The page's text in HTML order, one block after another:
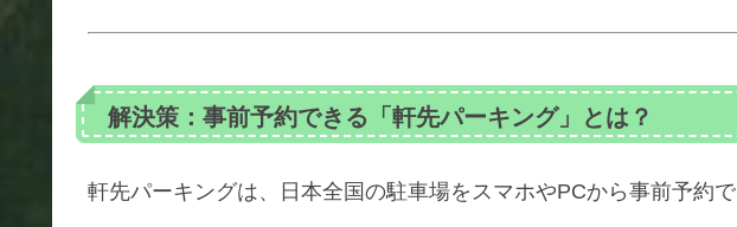
解決策：事前予約できる「軒先パーキング」とは？
軒先パーキングは、日本全国の駐車場をスマホやPCから事前予約で